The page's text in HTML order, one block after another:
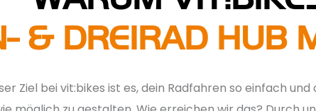
& DREIRAD HUB
Ziel bei vit:bikes ist es, dein Radfahren so einfach